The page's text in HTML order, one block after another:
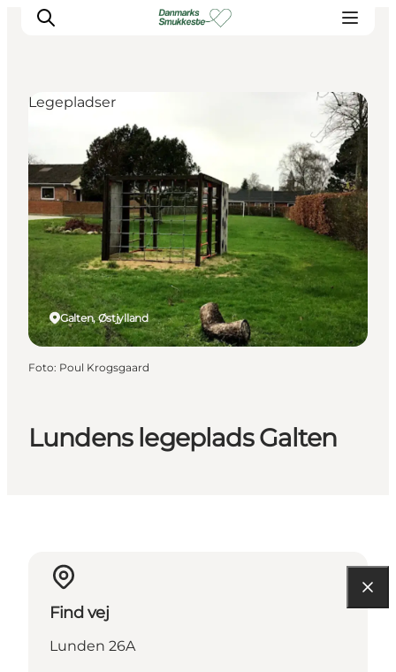
Oplev naturen
Opdag byerne
Det sker
Getaway
Overnatning
Planlæg
Lundens legeplads Galten
Galten, Østjylland
Legepladser
Foto: Poul Krogsgaard
Find vej
Lunden 26A